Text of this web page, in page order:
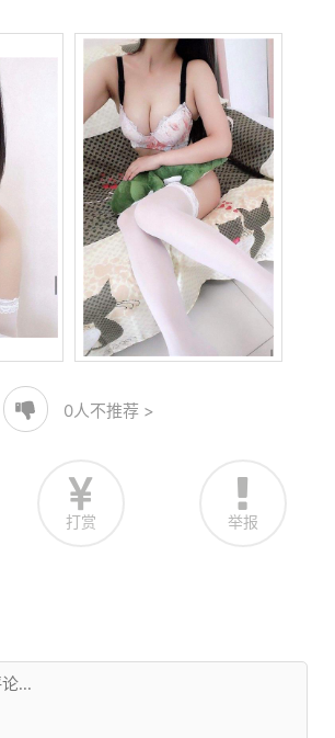
0人不推荐 >
打赏 举报